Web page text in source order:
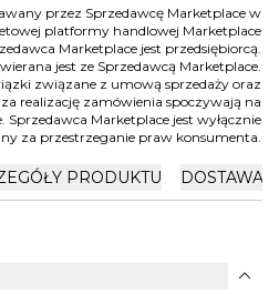
przez Sprzedawcę Marketplace w
platformy handlowej Marketplace
Marketplace jest przedsiębiorcą.
jest ze Sprzedawcą Marketplace.
związane z umową sprzedaży oraz
realizację zamówienia spoczywają na
Sprzedawca Marketplace jest wyłącznie
za przestrzeganie praw konsumenta.
PRODUKTU DOSTAWA
expand_more